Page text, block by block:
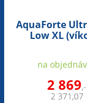
AquaForte
Low XL
na
2 869,-
2 371,07